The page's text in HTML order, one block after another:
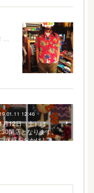
…
12:46
12日（土）は
閉店となります。
迷惑をおかけしま…